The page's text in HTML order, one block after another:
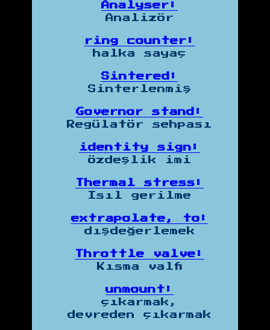
Analyser:
Analizör
ring counter:
halka sayaç
Sintered:
Sinterlenmiş
Governor stand:
Regülatör sehpası
identity sign:
özdeşlik imi
Thermal stress:
Isıl gerilme
extrapolate, to:
dışdeğerlemek
Throttle valve:
Kısma valfi
unmount:
çıkarmak,
devreden çıkarmak